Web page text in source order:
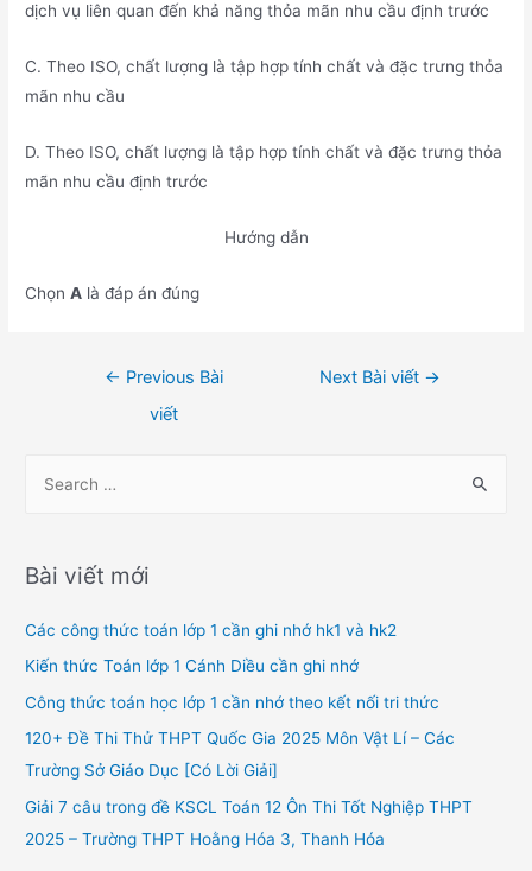
dịch vụ liên quan đến khả năng thỏa mãn nhu cầu định trước
C. Theo ISO, chất lượng là tập hợp tính chất và đặc trưng thỏa
mãn nhu cầu
D. Theo ISO, chất lượng là tập hợp tính chất và đặc trưng thỏa
mãn nhu cầu định trước
Hướng dẫn
ChọnA là đáp án đúng
← Previous Bài
viết
Next Bài viết →
r
h
f
o
Bài viết mới
Các công thức toán lớp 1 cần ghi nhớ hk1 và hk2
Kiến thức Toán lớp 1 Cánh Diều cần ghi nhớ
Công thức toán học lớp 1 cần nhớ theo kết nối tri thức
120+ Đề Thi Thử THPT Quốc Gia 2025 Môn Vật Lí – Các
Trường Sở Giáo Dục [Có Lời Giải]
Giải 7 câu trong đề KSCL Toán 12 Ôn Thi Tốt Nghiệp THPT
2025 – Trường THPT Hoằng Hóa 3, Thanh Hóa